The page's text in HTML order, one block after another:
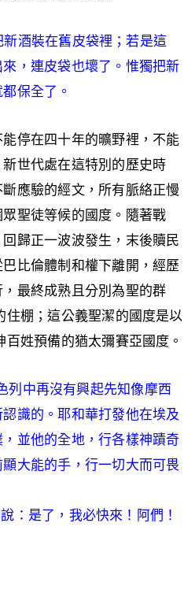
新酒裝在舊皮袋裡；若是這
，連皮袋也壞了。惟獨把新
保全了。
停在四十年的曠野裡，不能
世代處在這特別的歷史時
應驗的經文，所有脈絡正慢
聖徒等候的國度。隨著戰
歸正一波波發生，末後贖民
比倫體制和權下離開，經歷
最終成熟且分別為聖的群
棚；這公義聖潔的國度是以
姓預備的猶太彌賽亞國度。
列中再沒有興起先知像摩西
識的。耶和華打發他在埃及
並他的全地，行各樣神蹟奇
大能的手，行一切大而可畏
：是了，我必快來！阿們！